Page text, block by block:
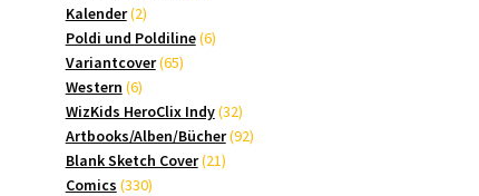
Kalender 22
Produkte
Poldi und Poldiline 66
Variantcover 6565
Western 66
Produkte
WizKids HeroClix Indy 3232
Produkte
Artbooks/Alben/Bücher 9292
Blank Sketch Cover 2121
Comics 330330